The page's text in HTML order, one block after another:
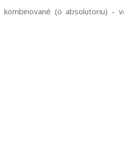
(o absolutoriu) -